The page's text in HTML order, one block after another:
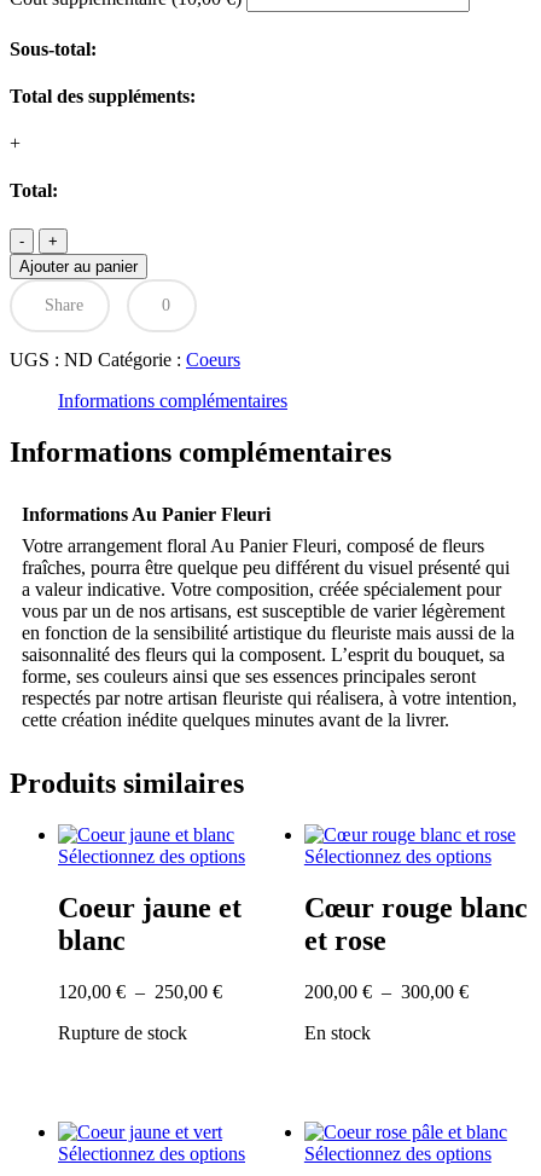
Sous-total:
Total des suppléments:
+
Total:
quantité
de
Coeur
orangé
Ajouter au panier
Share 0
UGS : ND Catégorie : Coeurs
Informations complémentaires
Informations complémentaires
Informations Au Panier Fleuri
Votre arrangement floral Au Panier Fleuri, composé de fleurs
fraîches, pourra être quelque peu différent du visuel présenté qui
a valeur indicative. Votre composition, créée spécialement pour
vous par un de nos artisans, est susceptible de varier légèrement
en fonction de la sensibilité artistique du fleuriste mais aussi de la
saisonnalité des fleurs qui la composent. L’esprit du bouquet, sa
forme, ses couleurs ainsi que ses essences principales seront
respectés par notre artisan fleuriste qui réalisera, à votre intention,
cette création inédite quelques minutes avant de la livrer.
Produits similaires
Sélectionnez des optionsCe
plusieurs
variations.
produit
Coeur jaune et
blanc
120,00 € – 250,00 €Plage
Rupture de stock
Sélectionnez des optionsCe
du
Cœur rouge blanc
et rose
200,00 € – 300,00 €Plage
En stock
Sélectionnez des optionsCe
Sélectionnez des optionsCe